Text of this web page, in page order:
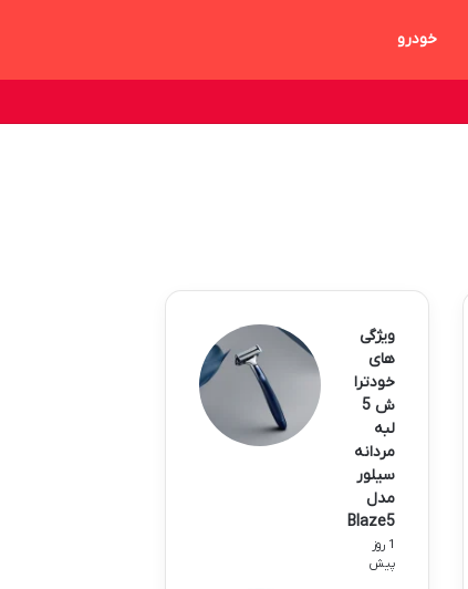
خودرو
ویژگی
های
خودترا
ش 5
لبه
مردانه
سیلور
مدل
Blaze5
1 روز
پیش